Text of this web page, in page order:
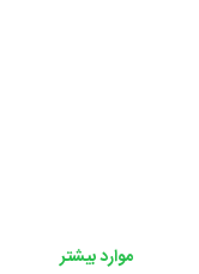
موارد بیشتر